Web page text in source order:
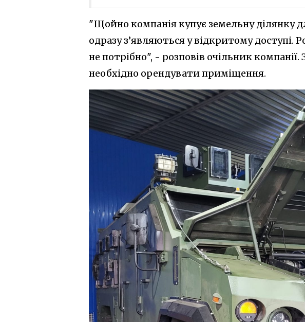
"Щойно компанія купує земельну ділянку
одразу з’являються у відкритому доступі.
не потрібно", - розповів очільник
необхідно орендувати приміщення.